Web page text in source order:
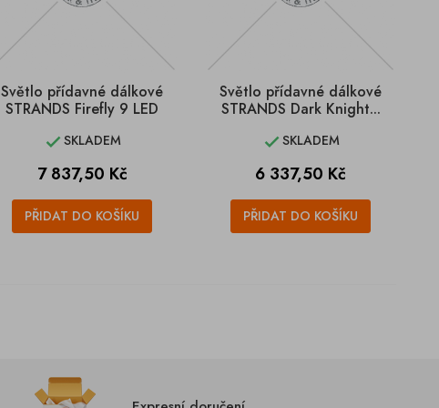
Světlo přídavné dálkové
STRANDS Firefly 9 LED
SKLADEM
Cena
7 837,50 Kč
PŘIDAT DO KOŠÍKU
Světlo přídavné dálkové
STRANDS Dark Knight...
SKLADEM
Cena
6 337,50 Kč
PŘIDAT DO KOŠÍKU